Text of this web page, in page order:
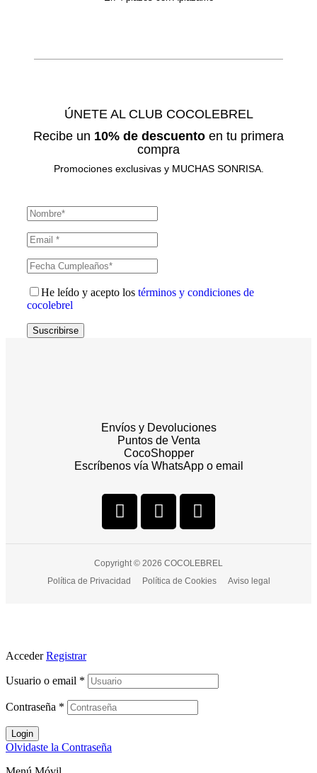
ÚNETE AL CLUB COCOLEBREL
Recibe un 10% de descuento en tu primera
compra
Promociones exclusivas y MUCHAS SONRISA.
He leído y acepto los términos y condiciones de
cocolebrel
Suscribirse
Envíos y Devoluciones
Puntos de Venta
CocoShopper
Escríbenos vía WhatsApp o email
Copyright © 2026 COCOLEBREL
Política de Privacidad
Política de Cookies Aviso legal
Acceder Registrar
Usuario o email *
Contraseña *
Login
Olvidaste la Contraseña